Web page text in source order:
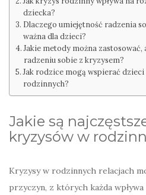
dziecka?
Dlaczego umiejętność radzenia
ważna dla dzieci?
Jakie metody można
radzeniu sobie z kryzysem?
Jak rodzice mogą wspierać
rodzinnych?
Jakie są
kryzysów w
Kryzysy w rodzinnych relacjach
przyczyn, z których każda